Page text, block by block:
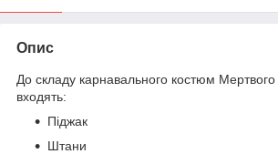
Опис
До складу карнавального костюм
входять:
Піджак
Штани